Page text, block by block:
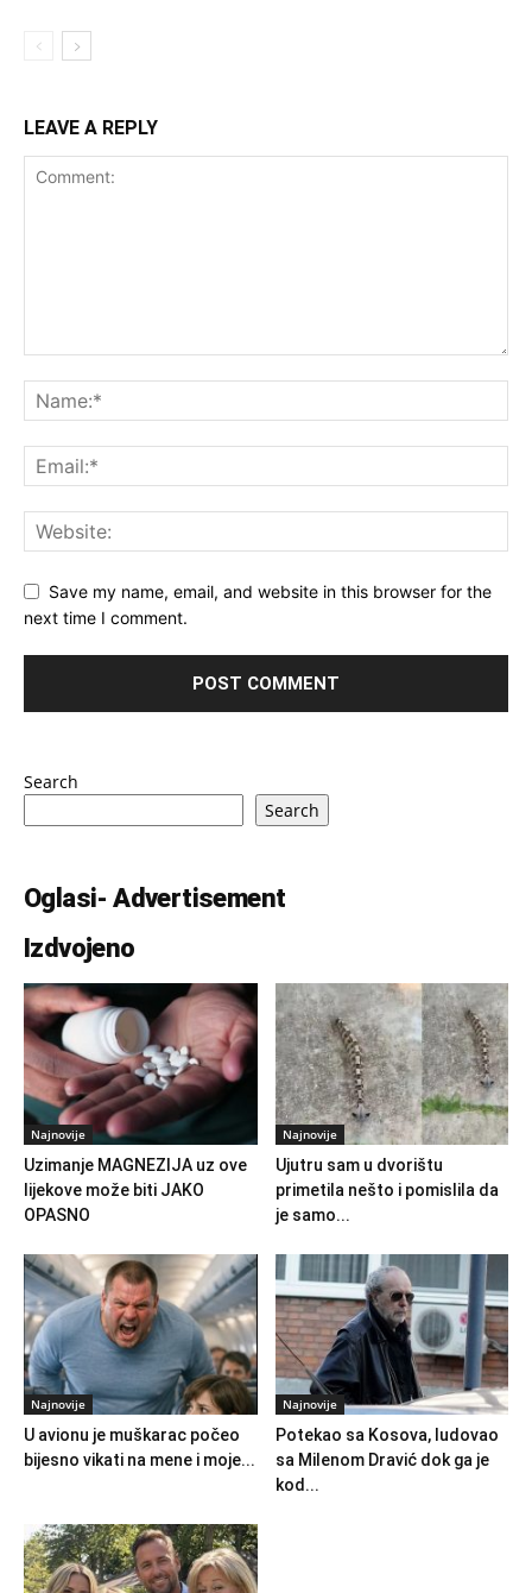
LEAVE A REPLY
Save my name, email, and website in this browser for the
next time I comment.
Search
Search
Oglasi- Advertisement
Izdvojeno
Najnovije
Uzimanje MAGNEZIJA uz ove
lijekove može biti JAKO
OPASNO
Najnovije
Ujutru sam u dvorištu
primetila nešto i pomislila da
je samo...
Najnovije
U avionu je muškarac počeo
bijesno vikati na mene i moje...
Najnovije
Potekao sa Kosova, ludovao
sa Milenom Dravić dok ga je
kod...